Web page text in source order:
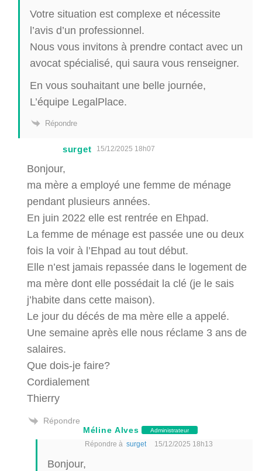
Votre situation est complexe et nécessite
l’avis d’un professionnel.
Nous vous invitons à prendre contact avec un
avocat spécialisé, qui saura vous renseigner.
En vous souhaitant une belle journée,
L’équipe LegalPlace.
Répondre
surget 15/12/2025 18h07
Bonjour,
ma mère a employé une femme de ménage
pendant plusieurs années.
En juin 2022 elle est rentrée en Ehpad.
La femme de ménage est passée une ou deux
fois la voir à l’Ehpad au tout début.
Elle n’est jamais repassée dans le logement de
ma mère dont elle possédait la clé (je le sais
j’habite dans cette maison).
Le jour du décés de ma mère elle a appelé.
Une semaine après elle nous réclame 3 ans de
salaires.
Que dois-je faire?
Cordialement
Thierry
Répondre
Méline Alves
Administrateur
Répondre à surget 15/12/2025 18h13
Bonjour,